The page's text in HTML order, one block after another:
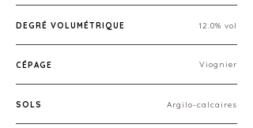
DEGRÉ VOLUMÉTRIQUE 12.0% vol
CÉPAGE Viognier
SOLS Argilo-calcaires